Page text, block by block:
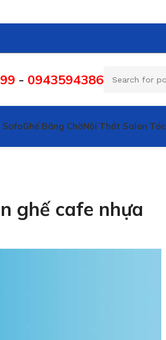
- 0943594386
SofaGhế Băng ChờNội Thất Salon Tóc
ghế cafe nhựa